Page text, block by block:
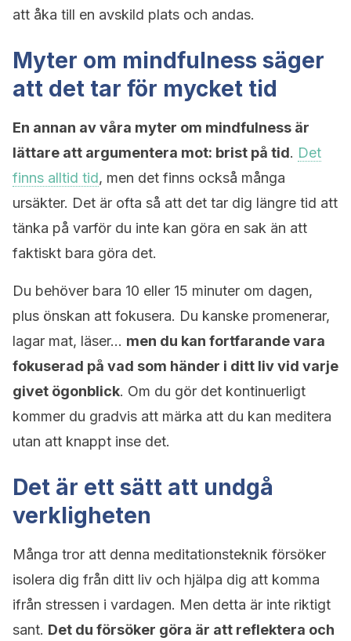
att åka till en avskild plats och andas.
Myter om mindfulness säger
att det tar för mycket tid
En annan av våra myter om mindfulness är
lättare att argumentera mot: brist på tid. Det
finns alltid tid, men det finns också många
ursäkter. Det är ofta så att det tar dig längre tid att
tänka på varför du inte kan göra en sak än att
faktiskt bara göra det.
Du behöver bara 10 eller 15 minuter om dagen,
plus önskan att fokusera. Du kanske promenerar,
lagar mat, läser… men du kan fortfarande vara
fokuserad på vad som händer i ditt liv vid varje
givet ögonblick. Om du gör det kontinuerligt
kommer du gradvis att märka att du kan meditera
utan att knappt inse det.
Det är ett sätt att undgå
verkligheten
Många tror att denna meditationsteknik försöker
isolera dig från ditt liv och hjälpa dig att komma
ifrån stressen i vardagen. Men detta är inte riktigt
sant. Det du försöker göra är att reflektera och